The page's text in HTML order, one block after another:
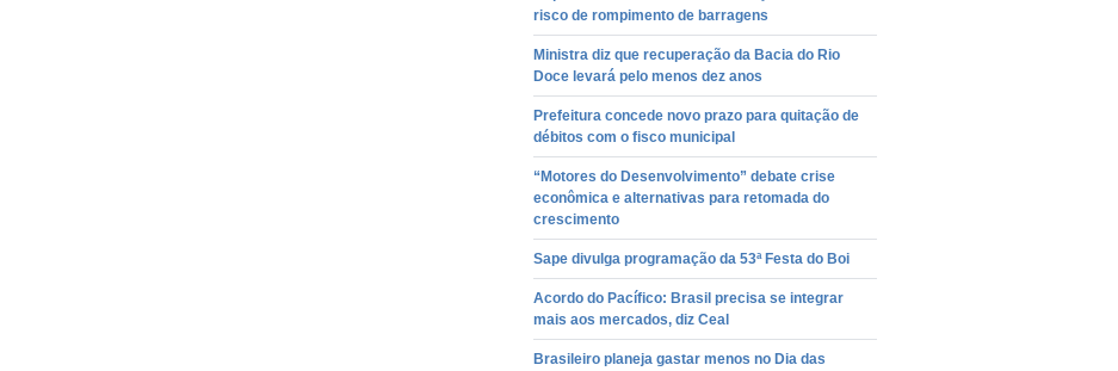
risco de rompimento de barragens
Ministra diz que recuperação da Bacia do Rio
Doce levará pelo menos dez anos
Prefeitura concede novo prazo para quitação de
débitos com o fisco municipal
“Motores do Desenvolvimento” debate crise
econômica e alternativas para retomada do
crescimento
Sape divulga programação da 53ª Festa do Boi
Acordo do Pacífico: Brasil precisa se integrar
mais aos mercados, diz Ceal
Brasileiro planeja gastar menos no Dia das